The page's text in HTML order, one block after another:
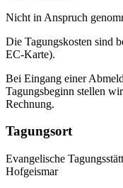
Nicht in Anspruch
Die Tagungskosten sind
EC-Karte).
Bei Eingang einer
Tagungsbeginn stellen
Rechnung.
Tagungsort
Evangelische
Hofgeismar